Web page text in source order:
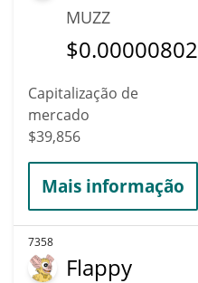
MUZZ
$0.00000802
Capitalização de
mercado
$39,856
Mais informação
7358
Flappy